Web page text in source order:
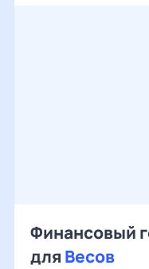
Финансовый
для Весов